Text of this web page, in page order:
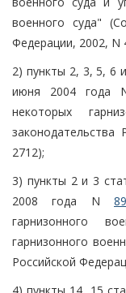
военного суда"
Федерации, 2002, N
2) пункты 2, 3, 5, 6
июня 2004 года
некоторых
2712);
3) пункты 2 и 3
2008 года N
гарнизонного
гарнизонного
Российской